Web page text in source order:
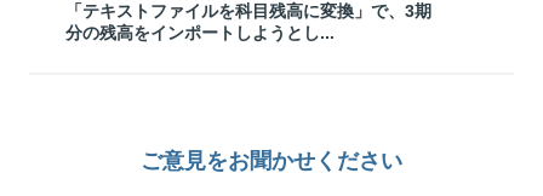
「テキストファイルを科目残高に変換」で、3期
分の残高をインポートしようとし...
ご意見をお聞かせください